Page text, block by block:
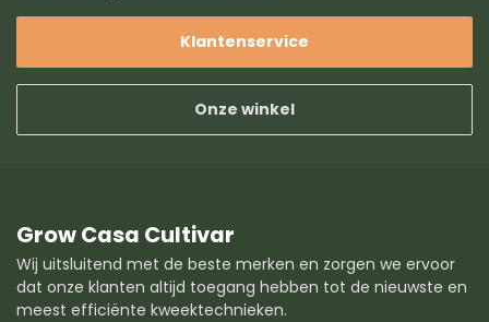
Klantenservice
Onze winkel
Grow Casa Cultivar
Wij uitsluitend met de beste merken en zorgen we ervoor
dat onze klanten altijd toegang hebben tot de nieuwste en
meest efficiënte kweektechnieken.